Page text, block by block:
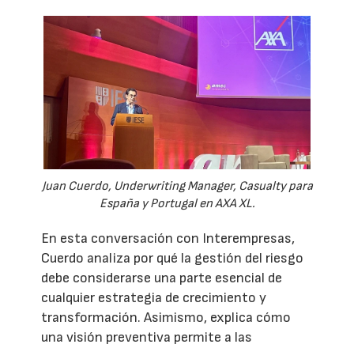
Juan Cuerdo, Underwriting Manager, Casualty para
España y Portugal en AXA XL.
En esta conversación con Interempresas,
Cuerdo analiza por qué la gestión del riesgo
debe considerarse una parte esencial de
cualquier estrategia de crecimiento y
transformación. Asimismo, explica cómo
una visión preventiva permite a las